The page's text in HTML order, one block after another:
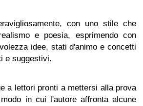
con uno stile che
e poesia, esprimendo con
idee, stati d'animo e concetti
e suggestivi.
a lettori pronti a mettersi alla prova
in cui l'autore affronta alcune